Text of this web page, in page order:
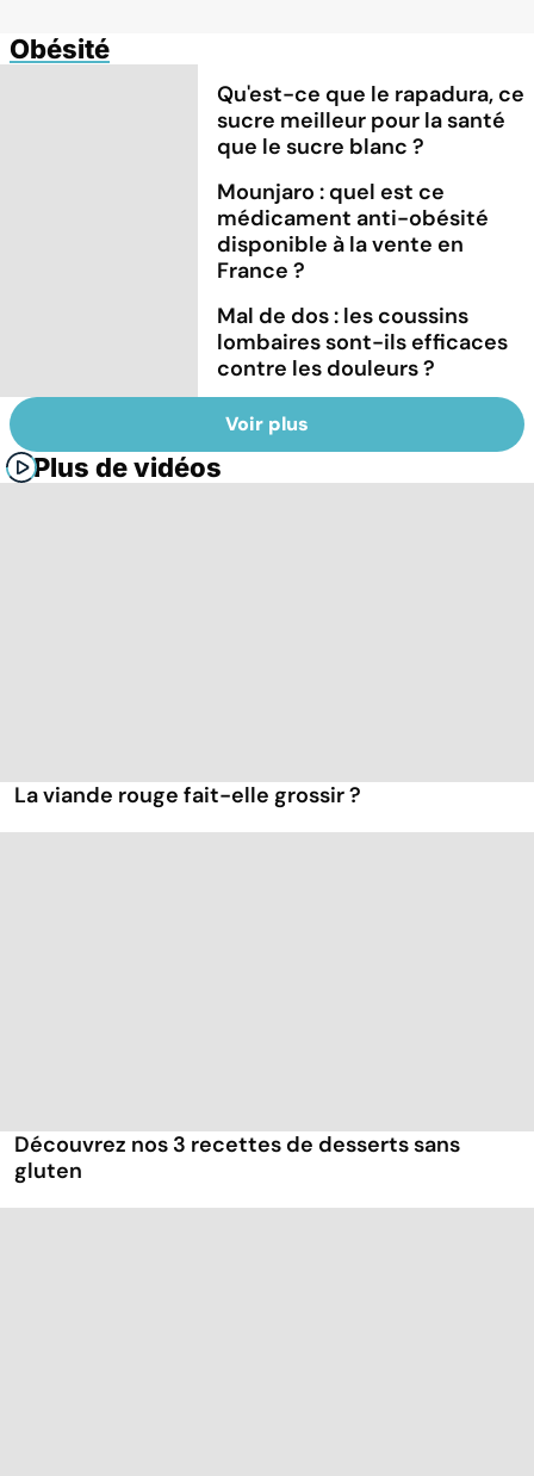
Obésité
Qu'est-ce que le rapadura, ce
sucre meilleur pour la santé
que le sucre blanc ?
Mounjaro : quel est ce
médicament anti-obésité
disponible à la vente en
France ?
Mal de dos : les coussins
lombaires sont-ils efficaces
contre les douleurs ?
Voir plus
Plus de vidéos
La viande rouge fait-elle grossir ?
Découvrez nos 3 recettes de desserts sans
gluten